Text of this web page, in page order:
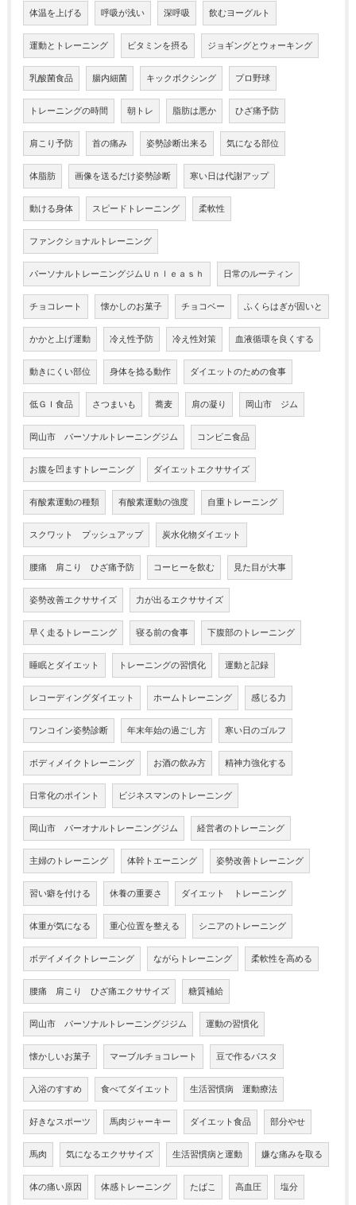
体温を上げる 呼吸が浅い 深呼吸 飲むヨーグルト
運動とトレーニング ビタミンを摂る ジョギングとウォーキング
乳酸菌食品 腸内細菌 キックボクシング プロ野球
トレーニングの時間 朝トレ 脂肪は悪か ひざ痛予防
肩こり予防 首の痛み 姿勢診断出来る 気になる部位
体脂肪 画像を送るだけ姿勢診断 寒い日は代謝アップ
動ける身体 スピードトレーニング 柔軟性
ファンクショナルトレーニング
パーソナルトレーニングジムＵｎｌｅａｓｈ 日常のルーティン
チョコレート 懐かしのお菓子 チョコベー ふくらはぎが固いと
かかと上げ運動 冷え性予防 冷え性対策 血液循環を良くする
動きにくい部位 身体を捻る動作 ダイエットのための食事
低ＧＩ食品 さつまいも 蕎麦 肩の凝り 岡山市 ジム
岡山市 パーソナルトレーニングジム コンビニ食品
お腹を凹ますトレーニング ダイエットエクササイズ
有酸素運動の種類 有酸素運動の強度 自重トレーニング
スクワット プッシュアップ 炭水化物ダイエット
腰痛 肩こり ひざ痛予防 コーヒーを飲む 見た目が大事
姿勢改善エクササイズ 力が出るエクササイズ
早く走るトレーニング 寝る前の食事 下腹部のトレーニング
睡眠とダイエット トレーニングの習慣化 運動と記録
レコーディングダイエット ホームトレーニング 感じる力
ワンコイン姿勢診断 年末年始の過ごし方 寒い日のゴルフ
ボディメイクトレーニング お酒の飲み方 精神力強化する
日常化のポイント ビジネスマンのトレーニング
岡山市 パーオナルトレーニングジム 経営者のトレーニング
主婦のトレーニング 体幹トエーニング 姿勢改善トレーニング
習い癖を付ける 休養の重要さ ダイエット トレーニング
体重が気になる 重心位置を整える シニアのトレーニング
ボデイメイクトレーニング ながらトレーニング 柔軟性を高める
腰痛 肩こり ひざ痛エクササイズ 糖質補給
岡山市 パーソナルトレーニングジジム 運動の習慣化
懐かしいお菓子 マーブルチョコレート 豆で作るパスタ
入浴のすすめ 食べてダイエット 生活習慣病 運動療法
好きなスポーツ 馬肉ジャーキー ダイエット食品 部分やせ
馬肉 気になるエクササイズ 生活習慣病と運動 嫌な痛みを取る
体の痛い原因 体感トレーニング たばこ 高血圧 塩分